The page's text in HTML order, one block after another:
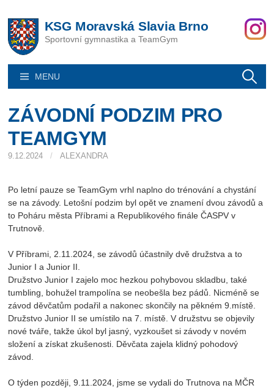
content
KSG Moravská Slavia Brno
Sportovní gymnastika a TeamGym
MENU
ZÁVODNÍ PODZIM PRO
TEAMGYM
9.12.2024 / ALEXANDRA
Po letní pauze se TeamGym vrhl naplno do trénování a chystání
se na závody. Letošní podzim byl opět ve znamení dvou závodů a
to Poháru města Příbrami a Republikového finále ČASPV v
Trutnově.
V Příbrami, 2.11.2024, se závodů účastnily dvě družstva a to
Junior I a Junior II.
Družstvo Junior I zajelo moc hezkou pohybovou skladbu, také
tumbling, bohužel trampolína se neobešla bez pádů. Nicméně se
závod děvčatům podařil a nakonec skončily na pěkném 9.místě.
Družstvo Junior II se umístilo na 7. místě. V družstvu se objevily
nové tváře, takže úkol byl jasný, vyzkoušet si závody v novém
složení a získat zkušenosti. Děvčata zajela klidný pohodový
závod.
O týden později, 9.11.2024, jsme se vydali do Trutnova na MČR